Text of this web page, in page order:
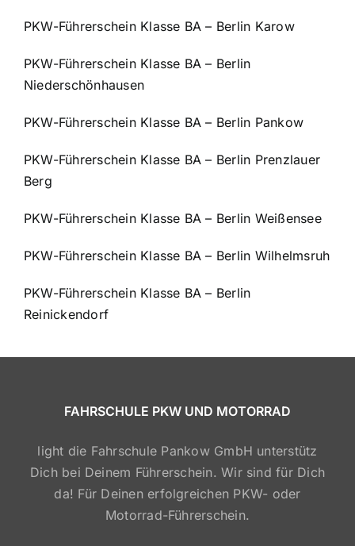
PKW-Führerschein Klasse BA – Berlin Karow
PKW-Führerschein Klasse BA – Berlin
Niederschönhausen
PKW-Führerschein Klasse BA – Berlin Pankow
PKW-Führerschein Klasse BA – Berlin Prenzlauer
Berg
PKW-Führerschein Klasse BA – Berlin Weißensee
PKW-Führerschein Klasse BA – Berlin Wilhelmsruh
PKW-Führerschein Klasse BA – Berlin
Reinickendorf
FAHRSCHULE PKW UND MOTORRAD
light die Fahrschule Pankow GmbH unterstütz
Dich bei Deinem Führerschein. Wir sind für Dich
da! Für Deinen erfolgreichen PKW- oder
Motorrad-Führerschein.